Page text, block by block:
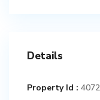
Details
Property Id :